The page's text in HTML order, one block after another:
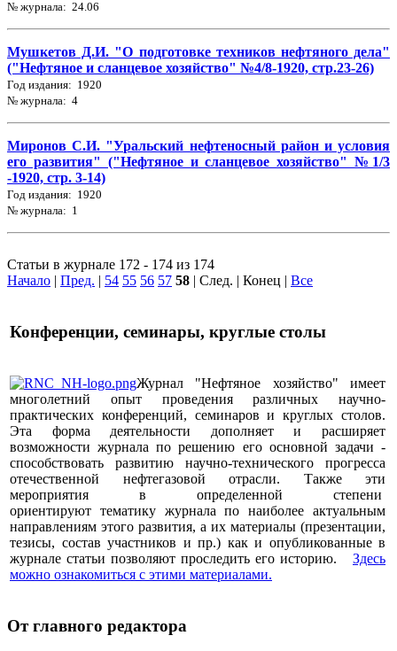
№ журнала: 24.06
Мушкетов Д.И. "О подготовке техников нефтяного дела"
("Нефтяное и сланцевое хозяйство" №4/8-1920, стр.23-26)
Год издания: 1920
№ журнала: 4
Миронов С.И. "Уральский нефтеносный район и условия
его развития" ("Нефтяное и сланцевое хозяйство" №1/3
-1920, стр. 3-14)
Год издания: 1920
№ журнала: 1
Статьи в журнале 172 - 174 из 174
Начало | Пред. | 54 55 56 57 58 | След. | Конец | Все
Конференции, семинары, круглые столы
Журнал "Нефтяное хозяйство" имеет
многолетний опыт проведения различных научно-
практических конференций, семинаров и круглых столов.
Эта форма деятельности дополняет и расширяет
возможности журнала по решению его основной задачи -
способствовать развитию научно-технического прогресса
отечественной нефтегазовой отрасли. Также эти
мероприятия в определенной степени
ориентируют тематику журнала по наиболее актуальным
направлениям этого развития, а их материалы (презентации,
тезисы, состав участников и пр.) как и опубликованные в
журнале статьи позволяют проследить его историю. Здесь
можно ознакомиться с этими материалами.
От главного редактора